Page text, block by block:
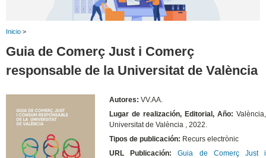
Inicio >
Guia de Comerç Just i Comerç
responsable de la Universitat de València
Autores: VV.AA.
Lugar de realización, Editorial, Año: València,
Universitat de València , 2022.
Tipos de publicación: Recurs electrònic
URL Publicación:Guia de Comerç Just i